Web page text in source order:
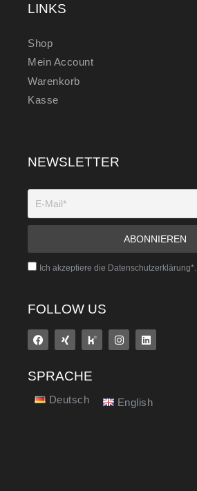
LINKS
Shop
Mein Account
Warenkorb
Kasse
NEWSLETTER
Ich akzeptiere die Datenschutzerklärung*.
FOLLOW US
SPRACHE
Deutsch English